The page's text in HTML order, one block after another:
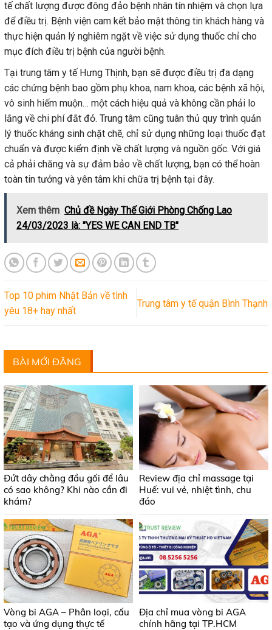
tế chất lượng được đông đảo bệnh nhân tín nhiệm và chọn lựa
để điều trị. Bệnh viện cam kết bảo mật thông tin khách hàng và
thực hiện quản lý nghiêm ngặt về việc sử dụng thuốc chỉ cho
mục đích điều trị bệnh của người bệnh.
Tại trung tâm y tế Hưng Thịnh, bạn sẽ được điều trị đa dạng
các chứng bệnh bao gồm phụ khoa, nam khoa, các bệnh xã hội,
vô sinh hiếm muộn… một cách hiệu quả và không cần phải lo
lắng về chi phí đắt đỏ. Trung tâm cũng tuân thủ quy trình quản
lý thuốc kháng sinh chặt chẽ, chỉ sử dụng những loại thuốc đạt
chuẩn và được kiểm định về chất lượng và nguồn gốc. Với giá
cả phải chăng và sự đảm bảo về chất lượng, bạn có thể hoàn
toàn tin tưởng và yên tâm khi chữa trị bệnh tại đây.
Xem thêm Chủ đề Ngày Thế Giới Phòng Chống Lao
24/03/2023 là: "YES WE CAN END TB"
Top 10 phim Nhật Bản về tình
yêu 18+ hay nhất
Trung tâm y tế quận Bình Thạnh
BÀI MỚI ĐĂNG
Đứt dây chằng đầu gối để lâu
có sao không? Khi nào cần đi
khám?
Review địa chỉ massage tại
Huế: vui vẻ, nhiệt tình, chu
đáo
Vòng bi AGA – Phân loại, cấu
tạo và ứng dụng thực tế
Địa chỉ mua vòng bi AGA
chính hãng tại TP.HCM